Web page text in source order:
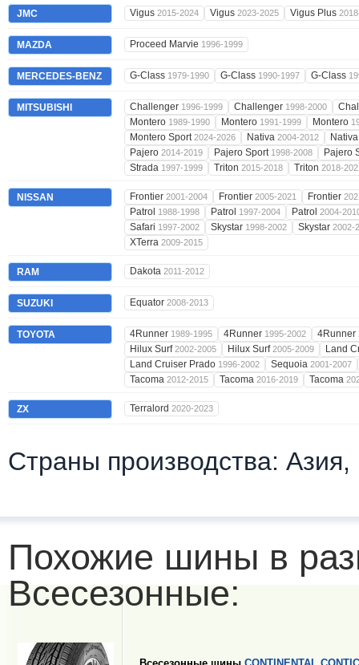
JMC Vigus 2015-2024 Vigus 2023-2025 Vigus Plus
MAZDA Proceed Marvie 1996-1999
MERCEDES-BENZ G-Class 1979-1990 G-Class 1990-1997 G-Class
MITSUBISHI Challenger 1996-1999 Challenger 1998-2000
Montero 1989-1990 Montero 1991-1999 Montero
Montero Sport2024-2026 Nativa 2004-2012
Pajero 2014-2019 Pajero Sport 1998-2008
Pajero
Strada 1997-1999 Triton 2015-2018 Triton 2018-
NISSAN Frontier 2001-2004 Frontier 2005-2021 Frontier
Patrol 1988-1998 Patrol 1997-2004 Patrol 2004-
Safari 1997-2002 Skystar 1998-2002 Skystar 2002-
XTerra 2009-2015
RAM Dakota 2011-2012
SUZUKI Equator 2008-2013
TOYOTA 4Runner 1989-1995 4Runner 1995-2002 4Runner
Hilux Surf2002-2005 Hilux Surf2005-2009
Land
Land Cruiser Prado 1996-2002 Sequoia 2001-2007
Tacoma 2012-2015 Tacoma 2016-2019 Tacoma
ZX Terralord 2020-2023
Страны производства: Азия,
Похожие шины в
Всесезонные: